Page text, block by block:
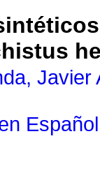
Javier
Español